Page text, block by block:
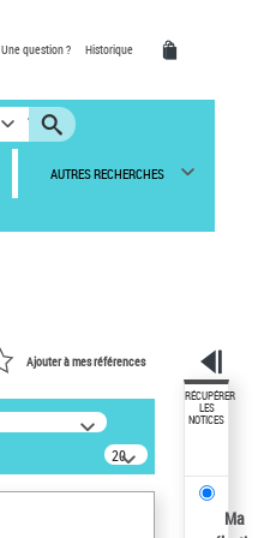
Une question ? Historique
AUTRES RECHERCHES
Ajouter à mes références
20
résultats/page
RÉCUPÉRER
LES
NOTICES
Ma